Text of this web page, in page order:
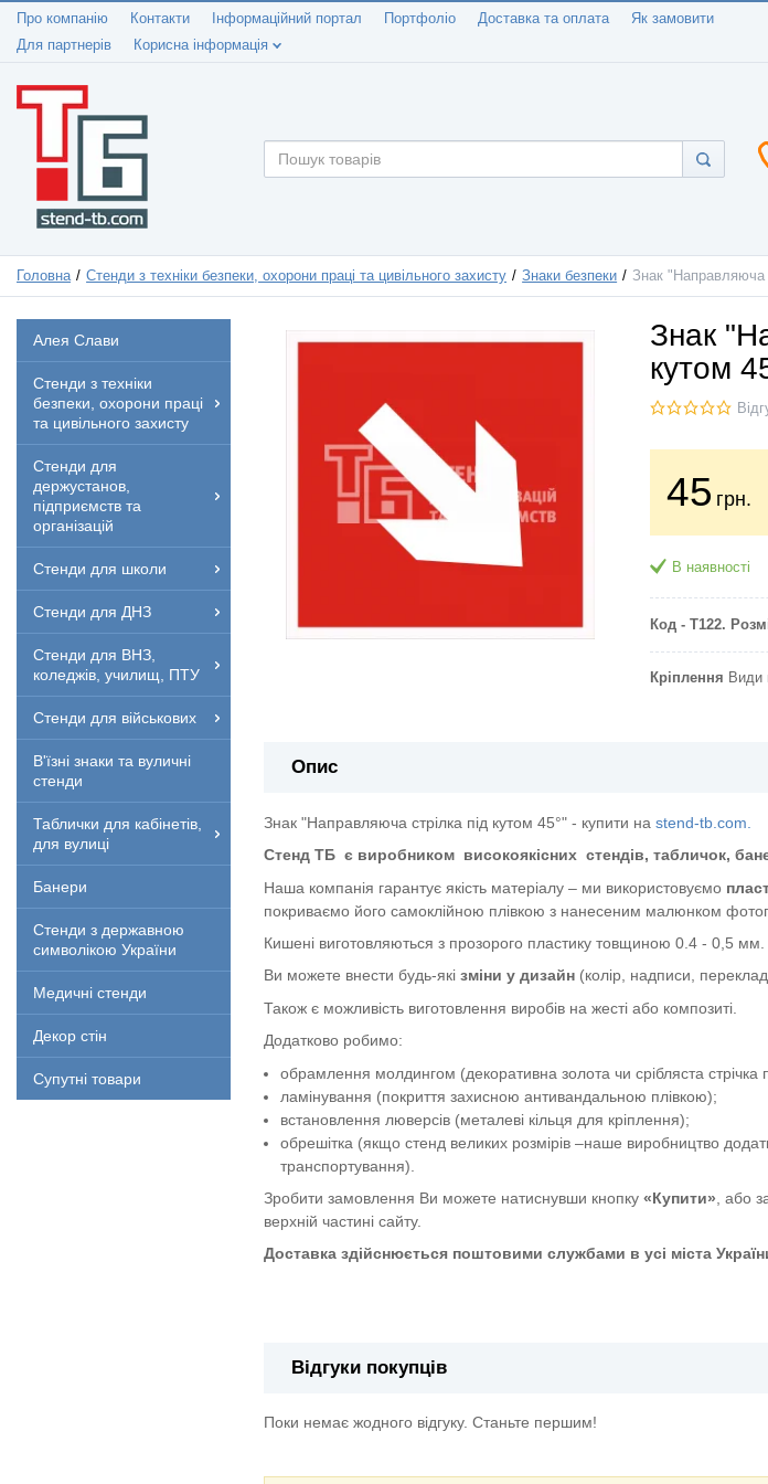
Про компанію Контакти Інформаційний портал Портфоліо Доставка та оплата
Як замовити
Для партнерів
Корисна інформація
Головна Стенди з техніки безпеки, охорони праці та цивільного захисту Знаки безпеки Знак "Направляюча
Алея Слави
Стенди з техніки
безпеки, охорони праці
та цивільного захисту
Стенди для
держустанов,
підприємств та
організацій
Стенди для школи
Стенди для ДНЗ
Стенди для ВНЗ,
коледжів, училищ, ПТУ
Стенди для військових
В'їзні знаки та вуличні
стенди
Таблички для кабінетів,
для вулиці
Банери
Стенди з державною
символікою України
Медичні стенди
Декор стін
Супутні товари
Знак
кутом
45 грн.
В наявності
Код - Т122.
Кріплення Види
Опис
Знак "Направляюча стрілка під кутом 45°" - купити на stend-tb.com.
Стенд ТБ є виробником високоякісних стендів, табличок,
Наша компанія гарантує якість матеріалу – ми використовуємо
покриваємо його самоклійною плівкою з нанесеним малюнком
Кишені виготовляються з прозорого пластику товщиною 0.4 - 0,5 мм.
Ви можете внести будь-які зміни у дизайн (колір, надписи, переклад
Також є можливість виготовлення виробів на жесті або композиті.
Додатково робимо:
обрамлення молдингом (декоративна золота чи срібляста стрічка
ламінування (покриття захисною антивандальною плівкою);
встановлення люверсів (металеві кільця для кріплення);
обрешітка (якщо стенд великих розмірів –наше виробництво
транспортування).
Зробити замовлення Ви можете натиснувши кнопку «Купити» , або
верхній частині сайту.
Доставка здійснюється поштовими службами в усі міста
Відгуки покупців
Поки немає жодного відгуку. Станьте першим!